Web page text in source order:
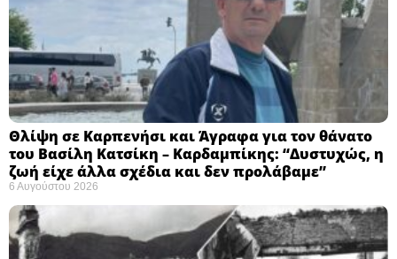
Θλίψη σε Καρπενήσι και Άγραφα για τον θάνατο
του Βασίλη Κατσίκη – Καρδαμπίκης: “Δυστυχώς, η
ζωή είχε άλλα σχέδια και δεν προλάβαμε”
6 Αυγούστου 2026